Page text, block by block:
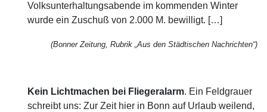
Volksunterhaltungsabende im kommenden Winter
wurde ein Zuschuß von 2.000 M. bewilligt. […]
(Bonner Zeitung, Rubrik „Aus den Städtischen Nachrichten“)
Kein Lichtmachen bei Fliegeralarm. Ein Feldgrauer
schreibt uns: Zur Zeit hier in Bonn auf Urlaub weilend,